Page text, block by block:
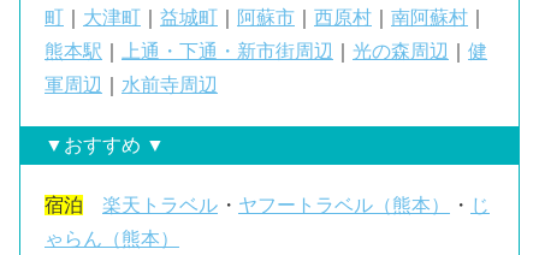
町
大津町 益城町 阿蘇市 西原村 南阿蘇村
熊本駅
上通・下通・新市街周辺 光の森周辺
健
軍周辺
水前寺周辺
▼おすすめ ▼
宿泊 楽天トラベル ・ ヤフートラベル（熊本） ・ じ
ゃらん（熊本）